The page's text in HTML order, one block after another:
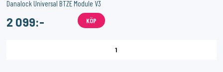
Danalock Universal BTZE Module V3
2 099:- KÖP
1